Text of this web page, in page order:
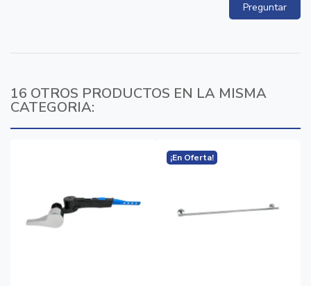
Preguntar
16 OTROS PRODUCTOS EN LA MISMA
CATEGORIA:
¡En Oferta!